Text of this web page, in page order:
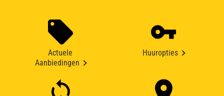
Actuele
Aanbiedingen
Huuropties